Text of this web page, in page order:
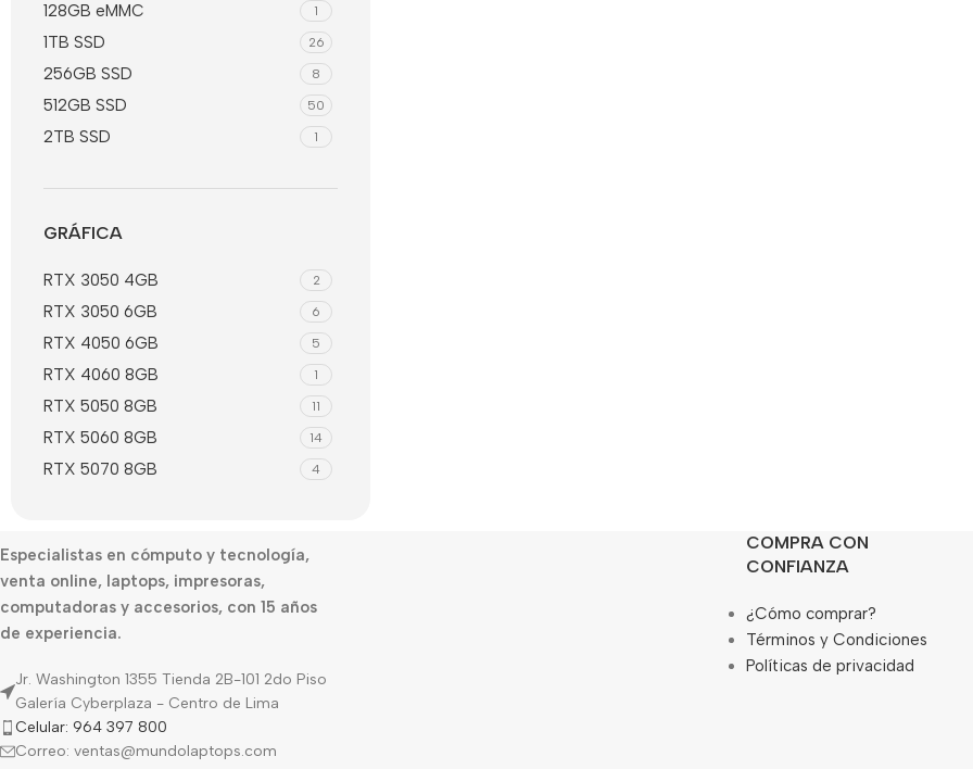
128GB eMMC 1
1TB SSD 26
256GB SSD 8
512GB SSD 50
2TB SSD 1
GRÁFICA
RTX 3050 4GB 2
RTX 3050 6GB 6
RTX 4050 6GB 5
RTX 4060 8GB 1
RTX 5050 8GB 11
RTX 5060 8GB 14
RTX 5070 8GB 4
Especialistas en cómputo y tecnología,
venta online, laptops, impresoras,
computadoras y accesorios, con 15 años
de experiencia.
Jr. Washington 1355 Tienda 2B-101 2do Piso
Galería Cyberplaza - Centro de Lima
Celular: 964 397 800
Correo: ventas@mundolaptops.com
COMPRA CON
CONFIANZA
¿Cómo comprar?
Términos y Condiciones
Políticas de privacidad